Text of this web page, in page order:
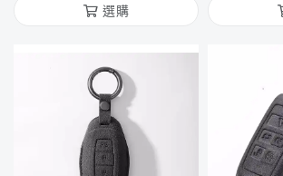
選購